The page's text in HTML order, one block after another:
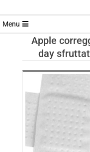
Menu
Apple
day